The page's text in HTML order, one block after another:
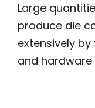
Large
produce die
extensively
and hardware